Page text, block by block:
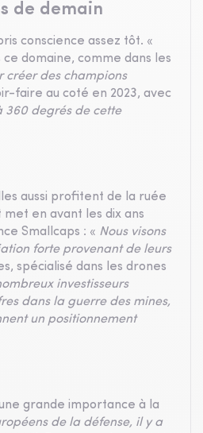
de demain
conscience assez tôt. «
domaine, comme dans les
créer des champions
faire au coté en 2023, avec
360 degrés de cette
aussi profitent de la ruée
met en avant les dix ans
Smallcaps : « Nous visons
forte provenant de leurs
spécialisé dans les drones
investisseurs
dans la guerre des mines,
un positionnement
grande importance à la
de la défense, il y a